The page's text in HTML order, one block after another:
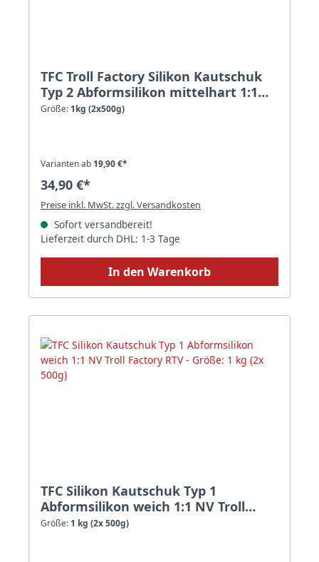
TFC Troll Factory Silikon Kautschuk
Typ 2 Abformsilikon mittelhart 1:1
RTV NV - Größe: 1kg (2x500g)
Größe: 1kg (2x500g)
Varianten ab 19,90 €*
34,90 €*
Preise inkl. MwSt. zzgl. Versandkosten
Sofort versandbereit!
Lieferzeit durch DHL: 1-3 Tage
In den Warenkorb
TFC Silikon Kautschuk Typ 1
Abformsilikon weich 1:1 NV Troll
Factory RTV - Größe: 1 kg (2x 500g)
Größe: 1 kg (2x 500g)